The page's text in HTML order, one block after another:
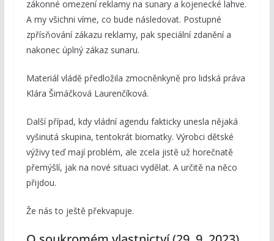
zákonné omezení reklamy na sunary a kojenecké lahve.
A my všichni víme, co bude následovat. Postupné
zpřísňování zákazu reklamy, pak speciální zdanění a
nakonec úplný zákaz sunaru.
Materiál vládě předložila zmocněnkyně pro lidská práva
Klára Šimáčková Laurenčíková.
Další případ, kdy vládní agendu fakticky unesla nějaká
vyšinutá skupina, tentokrát biomatky. Výrobci dětské
výživy teď mají problém, ale zcela jistě už horečnatě
přemýšlí, jak na nové situaci vydělat. A určitě na něco
přijdou.
Že nás to ještě překvapuje.